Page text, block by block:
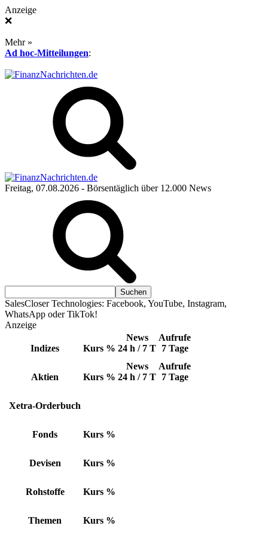
Anzeige
❌
Mehr »
Ad hoc-Mitteilungen:
Freitag, 07.08.2026 - Börsentäglich über 12.000 News
SalesCloser Technologies: Facebook, YouTube, Instagram,
WhatsApp oder TikTok!
Anzeige
Indizes Kurs %
News
24 h / 7 T
Aufrufe
7 Tage
Aktien Kurs %
News
24 h / 7 T
Aufrufe
7 Tage
Xetra-Orderbuch
Fonds Kurs %
Devisen Kurs %
Rohstoffe Kurs %
Themen Kurs %